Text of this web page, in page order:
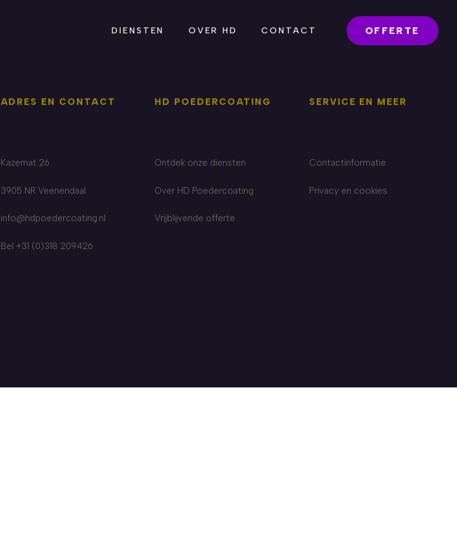
DIENSTEN OVER HD CONTACT OFFERTE
ADRES EN CONTACT
Kazemat 26
3905 NR Veenendaal
info@hdpoedercoating.nl
Bel +31 (0)318 209426
HD POEDERCOATING
Ontdek onze diensten
Over HD Poedercoating
Vrijblijvende offerte
SERVICE EN MEER
Contactinformatie
Privacy en cookies